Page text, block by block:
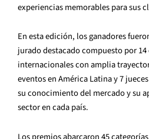
experiencias memorables para sus
En esta edición, los ganadores
jurado destacado compuesto por
internacionales con amplia
eventos en América Latina y 7
su conocimiento del mercado y su
sector en cada país.